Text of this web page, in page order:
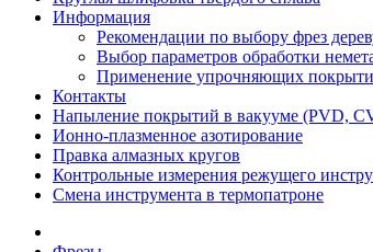
Информация
Рекомендации по выбору фрез
Выбор параметров обработки
Применение упрочняющих
Контакты
Напыление покрытий в вакууме (PVD,
Ионно-плазменное азотирование
Правка алмазных кругов
Контрольные измерения режущего
Смена инструмента в термопатроне